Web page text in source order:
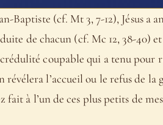
Baptiste (cf. Mt 3, 7-12), Jésus a
de chacun (cf. Mc 12, 38-40)
coupable qui a tenu
révélera l’accueil ou le refus de
à l’un de ces plus petits de